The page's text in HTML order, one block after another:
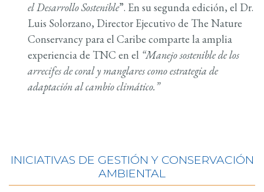
el Desarrollo Sostenible”. En su segunda edición, el Dr.
Luis Solorzano, Director Ejecutivo de The Nature
Conservancy para el Caribe comparte la amplia
experiencia de TNC en el “Manejo sostenible de los
arrecifes de coral y manglares como estrategia de
adaptación al cambio climático.”
INICIATIVAS DE GESTIÓN Y CONSERVACIÓN
AMBIENTAL